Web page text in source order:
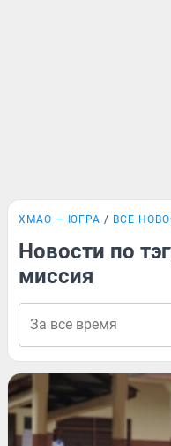
ХМАО — ЮГРА ВСЕ
Новости по
миссия